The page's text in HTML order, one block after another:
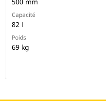
500 mm
Capacité
82 l
Poids
69 kg